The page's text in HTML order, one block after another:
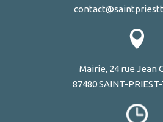
Mairie, 24 rue Jean
87480 SAINT-